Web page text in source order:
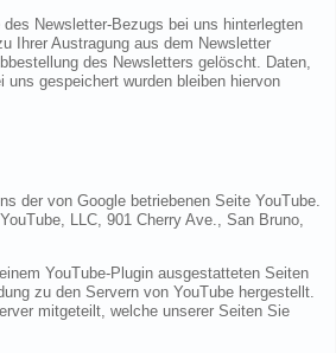
Newsletter-Bezugs bei uns hinterlegten
Ihrer Austragung aus dem Newsletter
des Newsletters gelöscht. Daten,
uns gespeichert wurden bleiben hiervon
der von Google betriebenen Seite YouTube.
LLC, 901 Cherry Ave., San Bruno,
YouTube-Plugin ausgestatteten Seiten
zu den Servern von YouTube hergestellt.
mitgeteilt, welche unserer Seiten Sie